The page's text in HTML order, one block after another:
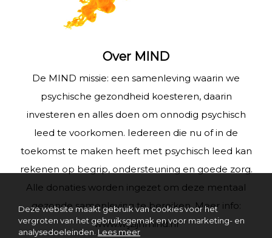
Over MIND
De MIND missie: een samenleving waarin we
psychische gezondheid koesteren, daarin
investeren en alles doen om onnodig psychisch
leed te voorkomen. Iedereen die nu of in de
toekomst te maken heeft met psychisch leed kan
rekenen op begrip, ondersteuning en goede zorg.
Alle donaties worden ingezet om deze mentaal
gezonde samenleving te bereiken. Meer info:
www.wijzijnmind.nl
Deze website maakt gebruik van cookies voor het
vergroten van het gebruiksgemak en voor marketing- en
analysedoeleinden. Lees meer